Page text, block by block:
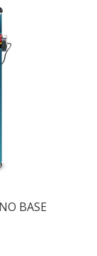
BASE